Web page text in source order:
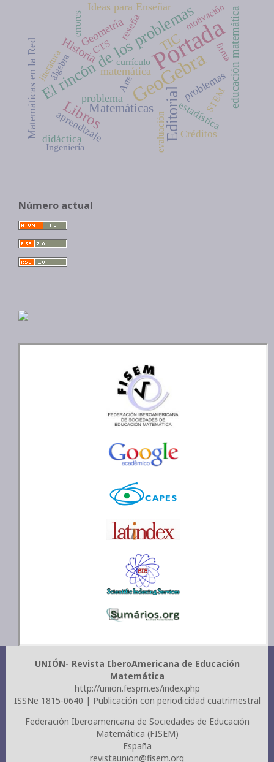
Portada
GeoGebra
Editorial
El rincón de los problemas
Libros
TIC
Matemáticas educación matemática
Historia
matemática
Matemáticas en la Red problema
Geometría
Ideas para Enseñar
problemas
estadística
reseña
Créditos
aprendizaje
didáctica
motivación
STEM
álgebra
errores
firma
evaluación
Arte
currículo
CTS
literatura
Ingeniería
Número actual
UNIÓN- Revista IberoAmericana de Educación
Matemática
http://union.fespm.es/index.php
ISSNe 1815-0640 | Publicación con periodicidad cuatrimestral
Federación Iberoamericana de Sociedades de Educación
Matemática (FISEM)
España
revistaunion@fisem.org